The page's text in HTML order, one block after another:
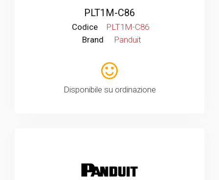
PLT1M-C86
Codice
PLT1M-C86
Brand
Panduit
Disponibile su ordinazione